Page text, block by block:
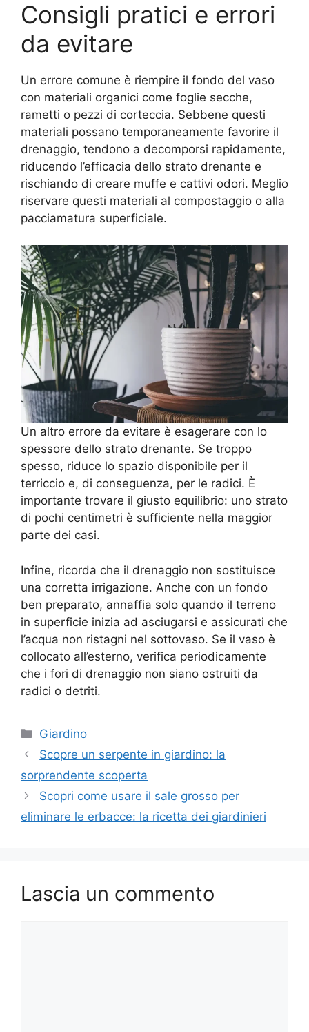
Consigli pratici e errori
da evitare
Un errore comune è riempire il fondo del vaso
con materiali organici come foglie secche,
rametti o pezzi di corteccia. Sebbene questi
materiali possano temporaneamente favorire il
drenaggio, tendono a decomporsi rapidamente,
riducendo l’efficacia dello strato drenante e
rischiando di creare muffe e cattivi odori. Meglio
riservare questi materiali al compostaggio o alla
pacciamatura superficiale.
Un altro errore da evitare è esagerare con lo
spessore dello strato drenante. Se troppo
spesso, riduce lo spazio disponibile per il
terriccio e, di conseguenza, per le radici. È
importante trovare il giusto equilibrio: uno strato
di pochi centimetri è sufficiente nella maggior
parte dei casi.
Infine, ricorda che il drenaggio non sostituisce
una corretta irrigazione. Anche con un fondo
ben preparato, annaffia solo quando il terreno
in superficie inizia ad asciugarsi e assicurati che
l’acqua non ristagni nel sottovaso. Se il vaso è
collocato all’esterno, verifica periodicamente
che i fori di drenaggio non siano ostruiti da
radici o detriti.
Categorie
Giardino
Scopre un serpente in giardino: la
sorprendente scoperta
Scopri come usare il sale grosso per
eliminare le erbacce: la ricetta dei giardinieri
Lascia un commento